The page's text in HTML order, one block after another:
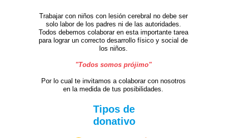
Trabajar con niños con lesión cerebral no debe ser
solo labor de los padres ni de las autoridades.
Todos debemos colaborar en esta importante tarea
para lograr un correcto desarrollo físico y social de
los niños.
"Todos somos prójimo"
Por lo cual te invitamos a colaborar con nosotros
en la medida de tus posibilidades.
Tipos de
donativo